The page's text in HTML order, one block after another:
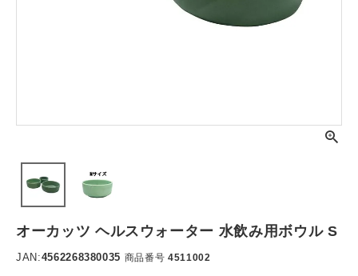
オーカッツ ヘルスウォーター 水飲み用ボウル S
JAN:4562268380035 商品番号 4511002